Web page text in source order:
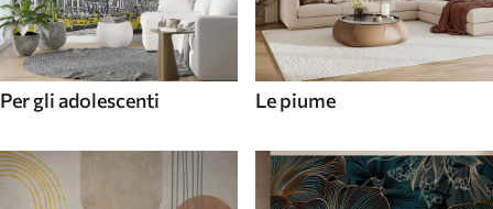
Per gli adolescenti Le piume